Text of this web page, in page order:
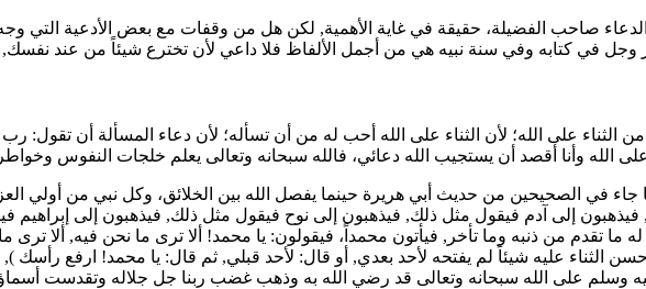
صاحب الفضيلة، حقيقة في غاية الأهمية, لكن هل من وقفات مع بعض الأدعية التي وجه
وجل في كتابه وفي سنة نبيه هي من أجمل الألفاظ فلا داعي لأن تخترع شيئاً من عند
الثناء على الله؛ لأن الثناء على الله أحب له من أن تسأله؛ لأن دعاء المسألة أن
الله وأنا أقصد أن يستجيب الله دعائي، فالله سبحانه وتعالى يعلم خلجات النفوس
جاء في الصحيحين من حديث أبي هريرة حينما يفصل الله بين الخلائق، وكل نبي من أولي
فيذهبون إلى آدم فيقول مثل ذلك, فيذهبون إلى نوح فيقول مثل ذلك, فيذهبون إلى
ما تقدم من ذنبه وما تأخر, فيأتون محمداً، فيقولون: يا محمد! ألا ترى ما نحن فيه, ألا ترى ما
عليه شيئاً لم يفتحه لأحد بعدي, أو قال: لأحد قبلي, ثم قال: يا محمد! ارفع رأسك ),
عليه وسلم على الله سبحانه وتعالى قد رضي الله به وذهب غضب ربنا جل جلاله وتقدست